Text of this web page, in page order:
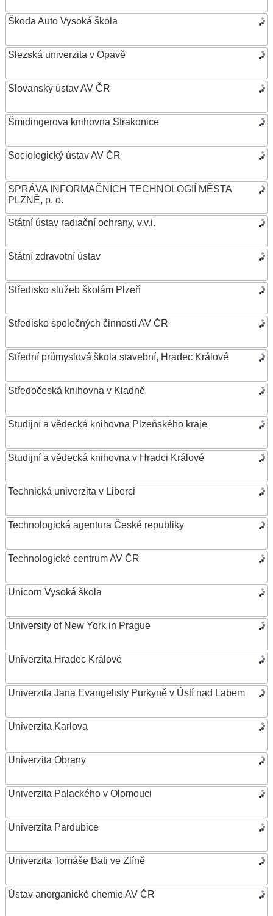
Škoda Auto Vysoká škola
Slezská univerzita v Opavě
Slovanský ústav AV ČR
Šmidingerova knihovna Strakonice
Sociologický ústav AV ČR
SPRÁVA INFORMAČNÍCH TECHNOLOGIÍ MĚSTA
PLZNĚ, p. o.
Státní ústav radiační ochrany, v.v.i.
Státní zdravotní ústav
Středisko služeb školám Plzeň
Středisko společných činností AV ČR
Střední průmyslová škola stavební, Hradec Králové
Středočeská knihovna v Kladně
Studijní a vědecká knihovna Plzeňského kraje
Studijní a vědecká knihovna v Hradci Králové
Technická univerzita v Liberci
Technologická agentura České republiky
Technologické centrum AV ČR
Unicorn Vysoká škola
University of New York in Prague
Univerzita Hradec Králové
Univerzita Jana Evangelisty Purkyně v Ústí nad Labem
Univerzita Karlova
Univerzita Obrany
Univerzita Palackého v Olomouci
Univerzita Pardubice
Univerzita Tomáše Bati ve Zlíně
Ústav anorganické chemie AV ČR